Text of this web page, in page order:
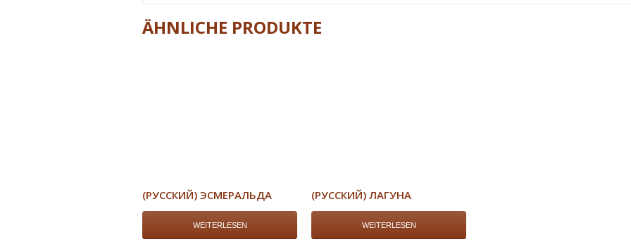
ÄHNLICHE PRODUKTE
(РУССКИЙ) ЭСМЕРАЛЬДА
WEITERLESEN
(РУССКИЙ) ЛАГУНА
WEITERLESEN